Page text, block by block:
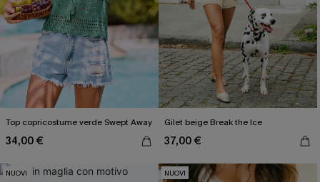
Top copricostume verde Swept Away
34,00 €
Gilet beige Break the Ice
37,00 €
NUOVI NUOVI